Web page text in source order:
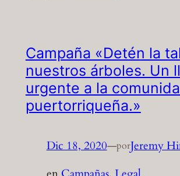
Campaña «Detén la
nuestros árboles. Un
urgente a la
puertorriqueña.»
Dic 18, 2020—porJeremy